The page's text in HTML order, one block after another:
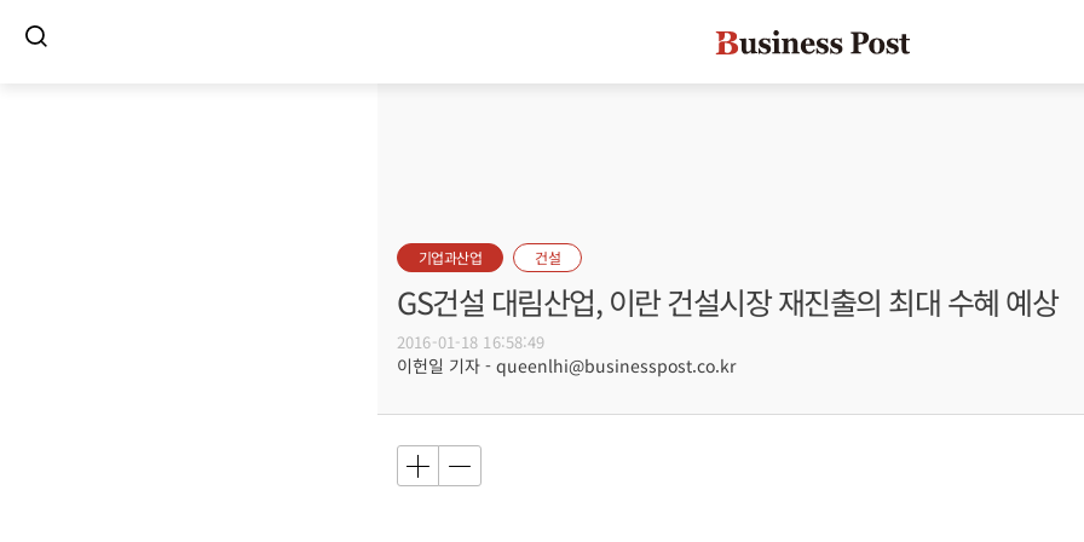
기업과산업 건설
GS건설 대림산업, 이란 건설시장 재진출의 최대 수혜 예상
2016-01-18 16:58:49
이헌일 기자 - queenlhi@businesspost.co.kr